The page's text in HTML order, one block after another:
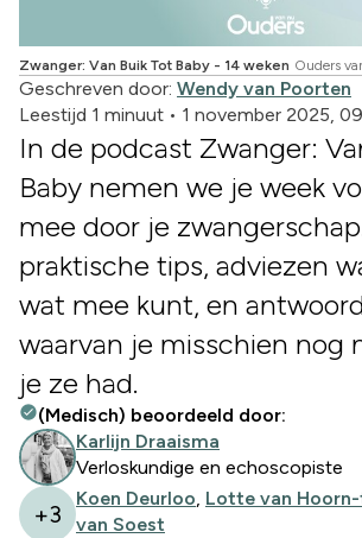
Zwanger: Van Buik Tot Baby - 14 weken Ouders
Geschreven door: Wendy van Poorten
Leestijd 1 minuut • 1 november 2025,
In de podcast Zwanger:
Baby nemen we je week
mee door je
praktische tips, adviezen
wat mee kunt, en
waarvan je misschien nog
je ze had.
(Medisch) beoordeeld door:
Karlijn Draaisma
Verloskundige en echoscopiste
+3
Koen Deurloo Lotte van
van Soest